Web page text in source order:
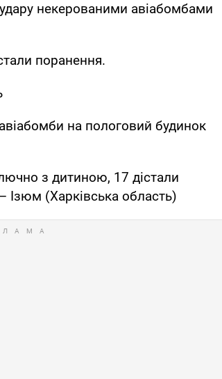
удару некерованими авіабомбами
поранення.
на пологовий будинок
з дитиною, 17 дістали
Ізюм (Харківська область)